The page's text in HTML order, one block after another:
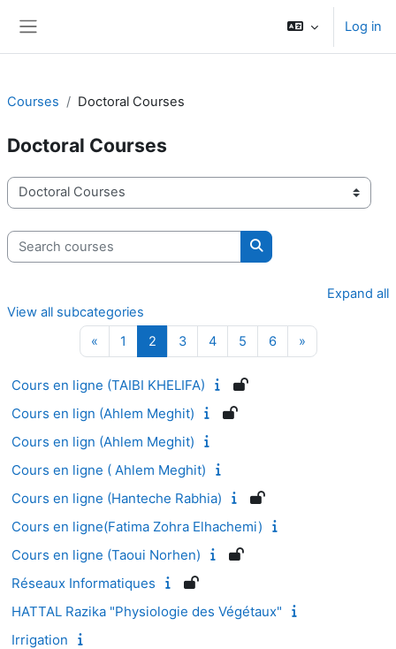
Log in
Courses Doctoral Courses
Doctoral Courses
Course categories
Search courses
Search courses
Expand all
View all subcategories
«Previous page
1 Page 1
2Page 2
3Page 3
4Page 4
5Page 5
6Page 6
»Next page
Cours en ligne (TAIBI KHELIFA)
Cours en lign (Ahlem Meghit)
Cours en lign (Ahlem Meghit)
Cours en ligne ( Ahlem Meghit)
Cours en ligne (Hanteche Rabhia)
Cours en ligne(Fatima Zohra Elhachemi)
Cours en ligne (Taoui Norhen)
Réseaux Informatiques
HATTAL Razika "Physiologie des Végétaux"
Irrigation